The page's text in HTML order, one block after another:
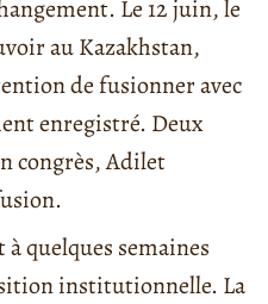
Le 12 juin, le
au Kazakhstan,
de fusionner avec
enregistré. Deux
congrès, Adilet
quelques semaines
institutionnelle. ​​La